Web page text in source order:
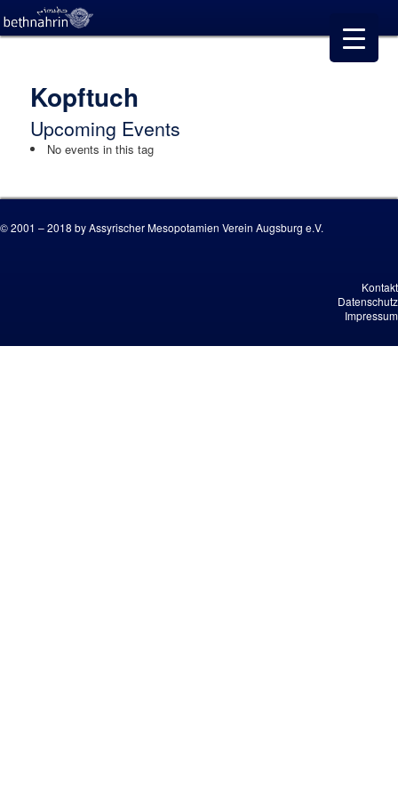
Kopftuch
Upcoming Events
No events in this tag
© 2001 – 2018 by Assyrischer Mesopotamien Verein Augsburg e.V.
Kontakt
Datenschutz
Impressum